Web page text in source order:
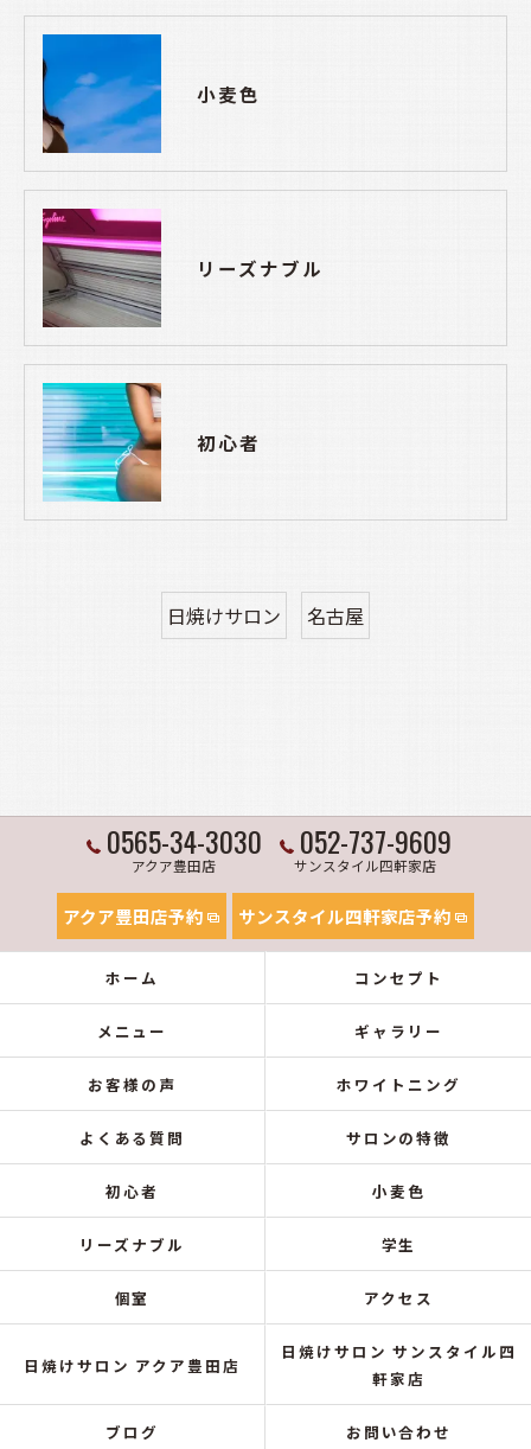
小麦色
リーズナブル
初心者
日焼けサロン 名古屋
0565-34-3030
アクア豊田店
052-737-9609
サンスタイル四軒家店
アクア豊田店予約 サンスタイル四軒家店予約
ホーム コンセプト
メニュー ギャラリー
お客様の声 ホワイトニング
よくある質問 サロンの特徴
初心者 小麦色
リーズナブル 学生
個室 アクセス
日焼けサロン アクア豊田店
日焼けサロン サンスタイル四
軒家店
ブログ お問い合わせ